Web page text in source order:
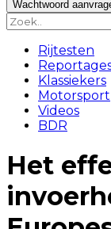
Rijtesten
Klassiekers
Motorsport
Videos
BDR
Het